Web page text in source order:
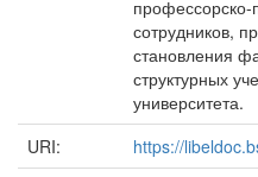
профессорско-
сотрудников,
становления
структурных
университета.
URI:
https://